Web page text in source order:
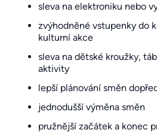
sleva na elektroniku nebo
zvýhodněné vstupenky do
kulturní akce
sleva na dětské kroužky,
aktivity
lepší plánování směn
jednodušší výměna směn
pružnější začátek a konec